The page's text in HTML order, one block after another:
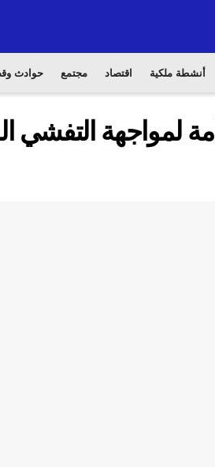
أنشطة ملكية اقتصاد مجتمع حوادث
لمواجهة التفشي